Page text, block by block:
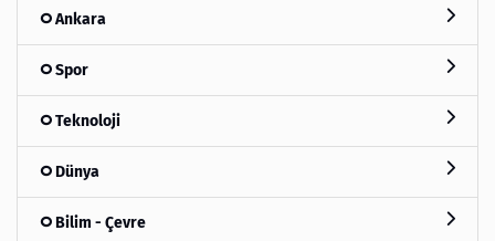
Ankara
Spor
Teknoloji
Dünya
Bilim - Çevre